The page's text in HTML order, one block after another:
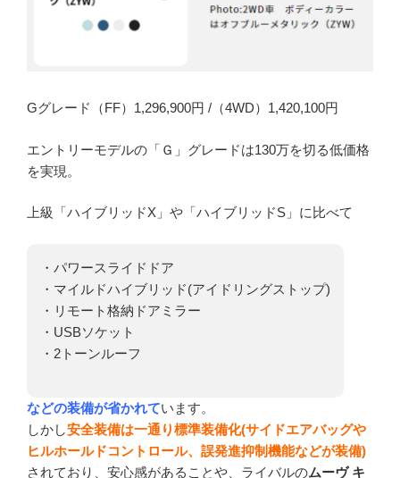
Gグレード（FF）1,296,900円 /（4WD）1,420,100円
エントリーモデルの「Ｇ」グレードは130万を切る低価格
を実現。
上級「ハイブリッドX」や「ハイブリッドS」に比べて
・パワースライドドア
・マイルドハイブリッド(アイドリングストップ)
・リモート格納ドアミラー
・USBソケット
・2トーンルーフ
などの装備が省かれています。
しかし安全装備は一通り標準装備化(サイドエアバッグや
ヒルホールドコントロール、誤発進抑制機能などが装備)
されており、安心感があることや、ライバルのムーヴ キ